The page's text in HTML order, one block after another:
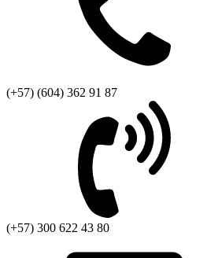
(+57) (604) 362 91 87
(+57) 300 622 43 80